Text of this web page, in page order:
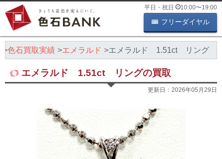
平日・祝日 10:00〜19:00
フリーダイヤル
色石買取実績 エメラルド エメラルド 1.51ct リング
エメラルド 1.51ct リングの買取
更新日： 2026年05月29日